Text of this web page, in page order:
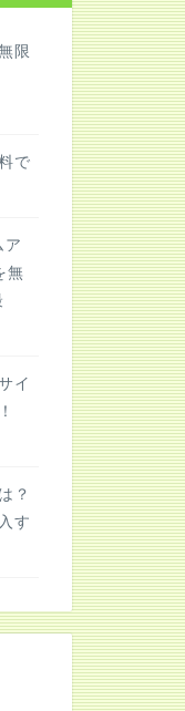
限
で
ア
無
イ
？
す